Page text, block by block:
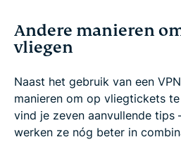
Andere manieren
vliegen
Naast het gebruik van een
manieren om op vliegtickets
vind je zeven aanvullende
werken ze nóg beter in